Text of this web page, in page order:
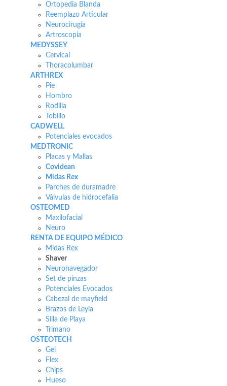
Ortopedia Blanda
Reemplazo Articular
Neurocirugía
Artroscopia
MEDYSSEY
Cervical
Thoracolumbar
ARTHREX
Pie
Hombro
Rodilla
Tobillo
CADWELL
Potenciales evocados
MEDTRONIC
Placas y Mallas
Covidean
Midas Rex
Parches de duramadre
Válvulas de hidrocefalia
OSTEOMED
Maxilofacial
Neuro
RENTA DE EQUIPO MÉDICO
Midas Rex
Shaver
Neuronavegador
Set de pinzas
Potenciales Evocados
Cabezal de mayfield
Brazos de Leyla
Silla de Playa
Trimano
OSTEOTECH
Gel
Flex
Chips
Hueso